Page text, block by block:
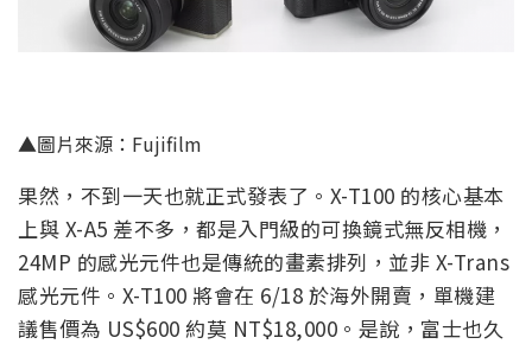
▲圖片來源：Fujifilm
果然，不到一天也就正式發表了。X-T100 的核心基本
上與 X-A5 差不多，都是入門級的可換鏡式無反相機，
24MP 的感光元件也是傳統的畫素排列，並非 X-Trans
感光元件。X-T100 將會在 6/18 於海外開賣，單機建
議售價為 US$600 約莫 NT$18,000。是說，富士也久